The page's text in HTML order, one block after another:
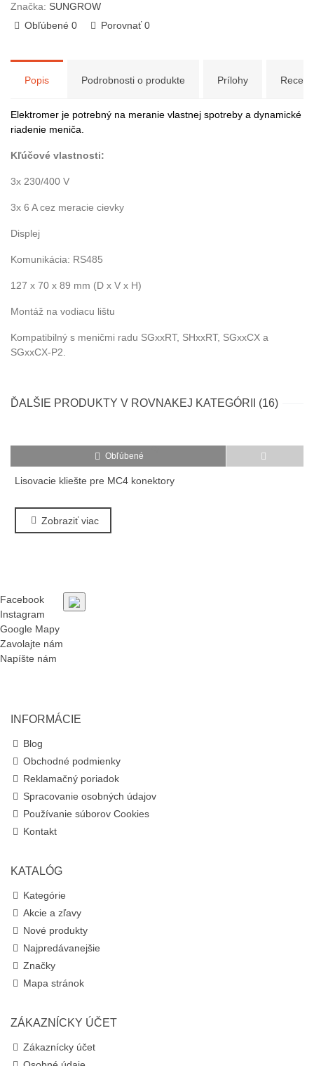
Značka: SUNGROW
Obľúbené 0 Porovnať 0
Popis Podrobnosti o produkte Prílohy
Elektromer je potrebný na meranie vlastnej spotreby a dynamické
riadenie meniča.
Kľúčové vlastnosti:
3x 230/400 V
3x 6 A cez meracie cievky
Displej
Komunikácia: RS485
127 x 70 x 89 mm (D x V x H)
Montáž na vodiacu lištu
Kompatibilný s meničmi radu SGxxRT, SHxxRT, SGxxCX a
SGxxCX-P2.
ĎALŠIE PRODUKTY V ROVNAKEJ KATEGÓRII (16)
Obľúbené
Lisovacie kliešte pre MC4 konektory
Zobraziť viac
Facebook
Instagram
Google Mapy
Zavolajte nám
Napíšte nám
INFORMÁCIE
Blog
Obchodné podmienky
Reklamačný poriadok
Spracovanie osobných údajov
Používanie súborov Cookies
Kontakt
KATALÓG
Kategórie
Akcie a zľavy
Nové produkty
Najpredávanejšie
Značky
Mapa stránok
ZÁKAZNÍCKY ÚČET
Zákaznícky účet